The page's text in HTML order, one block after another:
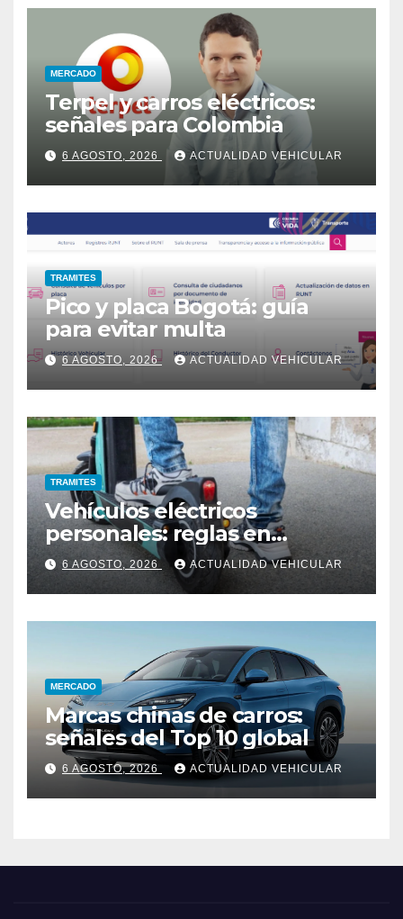
MERCADO
Terpel y carros eléctricos:
señales para Colombia
6 AGOSTO, 2026 ACTUALIDAD VEHICULAR
TRAMITES
Pico y placa Bogotá: guía
para evitar multa
6 AGOSTO, 2026 ACTUALIDAD VEHICULAR
TRAMITES
Vehículos eléctricos
personales: reglas en
Colombia
6 AGOSTO, 2026 ACTUALIDAD VEHICULAR
MERCADO
Marcas chinas de carros:
señales del Top 10 global
6 AGOSTO, 2026 ACTUALIDAD VEHICULAR